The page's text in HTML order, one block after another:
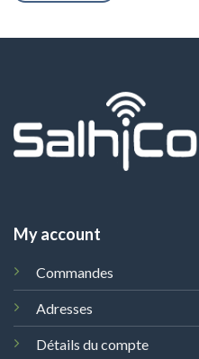
My account
Commandes
Adresses
Détails du compte